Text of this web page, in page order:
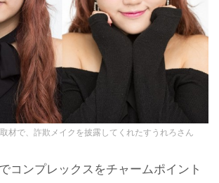
材で、詐欺メイクを披露してくれたすうれろさん
コンプレックスをチャームポイント